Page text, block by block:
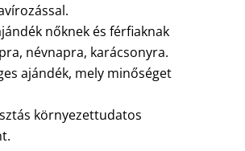
nőknek és férfiaknak
névnapra, karácsonyra.
ajándék, mely minőséget
környezettudatos